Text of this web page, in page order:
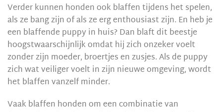
Verder kunnen honden ook blaffen tijdens het spelen,
als ze bang zijn of als ze erg enthousiast zijn. En heb je
een blaffende puppy in huis? Dan blaft dit beestje
hoogstwaarschijnlijk omdat hij zich onzeker voelt
zonder zijn moeder, broertjes en zusjes. Als de puppy
zich wat veiliger voelt in zijn nieuwe omgeving, wordt
het blaffen vanzelf minder.
Vaak blaffen honden om een combinatie van